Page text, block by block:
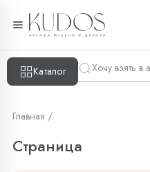
Каталог
Главная /
Страница